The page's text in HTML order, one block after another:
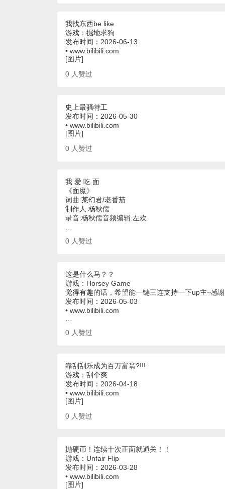
我找东西be like
游戏：掘地求狗
发布时间：2026-06-13
• www.bilibili.com
[图片]
0 人赞过
史上最骚特工
发布时间：2026-05-30
• www.bilibili.com
[图片]
0 人赞过
我 爱 吃 面
《面魔》
词曲:某幻君/老番茄
制作人:杨秋儒
录音:杨秋儒音频编辑:左欢
0 人赞过
这是什么马？？
游戏：Horsey Game
觉得有趣的话，希望能一键三连支持一下up主~感
发布时间：2026-05-03
• www.bilibili.com
0 人赞过
靠刮刮乐成为百万富翁?!!!
游戏：刮个爽
发布时间：2026-04-18
• www.bilibili.com
[图片]
0 人赞过
抛硬币！连续十次正面就通关！！
游戏：Unfair Flip
发布时间：2026-03-28
• www.bilibili.com
[图片]